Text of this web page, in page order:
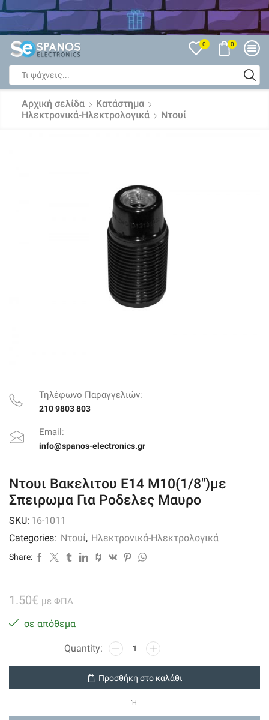
Δείτε όλες τις Εκπτώσεις
0 0
input
Αρχική σελίδα
Κατάστημα
Ηλεκτρονικά-Ηλεκτρολογικά
Ντουί
Τηλέφωνο Παραγγελιών:
210 9803 803
Email:
info@spanos-electronics.gr
Ντουι Βακελιτου Ε14 M10(1/8″)με
Σπειρωμα Για Ροδελες Μαυρο
SKU: 16-1011
Categories: Ντουί, Ηλεκτρονικά-Ηλεκτρολογικά
Share:
1.50€ με ΦΠΑ
σε απόθεμα
Ντουι
Ε14
M10(1/8")με
Σπειρωμα
Προσθήκη στο καλάθι
Ή